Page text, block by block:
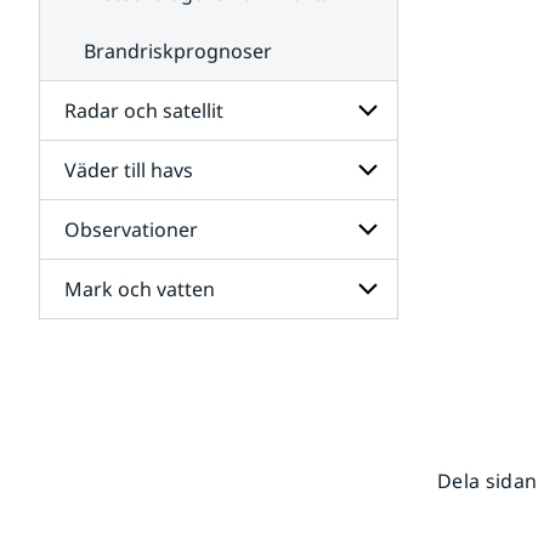
Brandriskprognoser
Radar och satellit
Undersidor
för
Radar
och
satellit
Väder till havs
Undersidor
för
Väder
till
havs
Observationer
Undersidor
för
Mark och vatten
Dela sidan